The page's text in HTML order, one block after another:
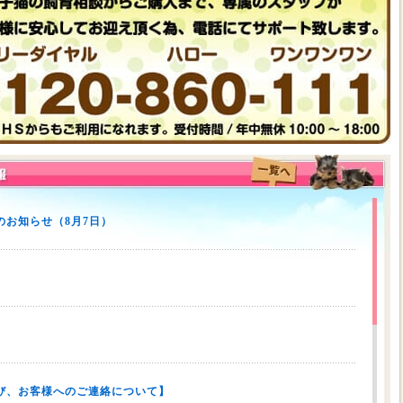
知らせ（8月7日）
お客様へのご連絡について】